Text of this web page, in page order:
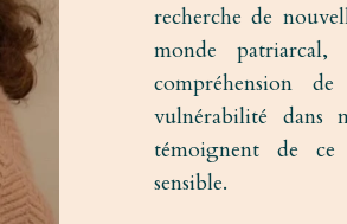
recherche de
monde
compréhension
vulnérabilité dans
témoignent de ce
sensible.